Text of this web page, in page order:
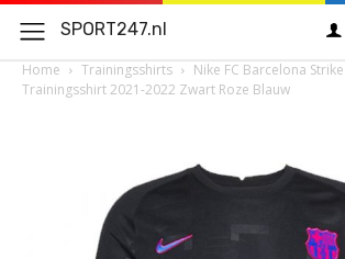
SPORT247.nl
Home Trainingsshirts
Nike FC Barcelona
Trainingsshirt 2021-2022 Zwart Roze Blauw